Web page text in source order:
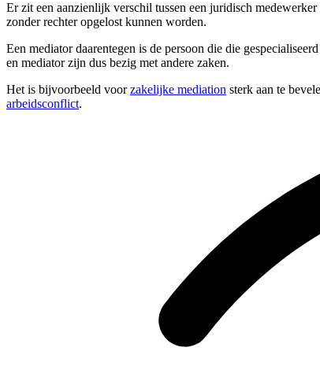
Er zit een aanzienlijk verschil tussen een juridisch
zonder rechter opgelost kunnen worden.
Een mediator daarentegen is de persoon die die
en mediator zijn dus bezig met andere zaken.
Het is bijvoorbeeld voorzakelijke mediation sterk aan te
arbeidsconflict.